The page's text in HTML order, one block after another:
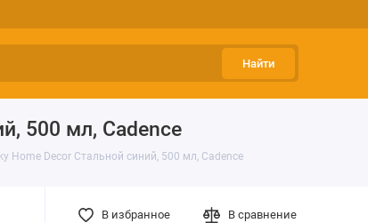
Найти
500 мл, Cadence
Home Decor Стальной синий, 500 мл, Cadence
В избранное В сравнение